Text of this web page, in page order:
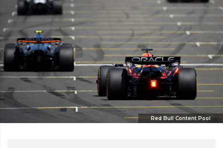
Red Bull Content Pool